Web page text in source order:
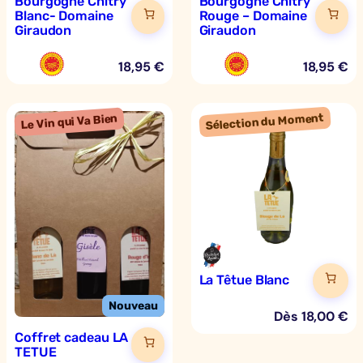
Blanc- Domaine
Giraudon
18,95€
Rouge – Domaine
Giraudon
18,95€
Coffret cadeau LA
TETUE
La Têtue Blanc
Dès 18,00€